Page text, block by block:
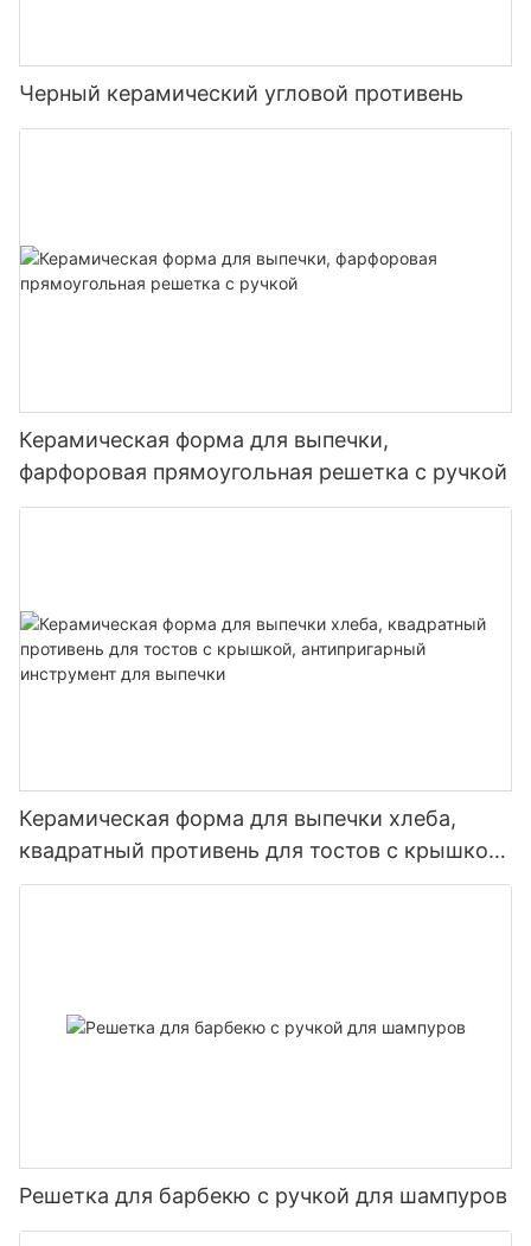
Черный керамический угловой противень
Керамическая форма для выпечки,
фарфоровая прямоугольная решетка с ручкой
Керамическая форма для выпечки хлеба,
квадратный противень для тостов с крышкой,
антипригарный инструмент для выпечки
Решетка для барбекю с ручкой для шампуров